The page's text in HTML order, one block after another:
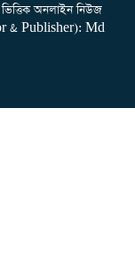
অনলাইন নিউজ
& Publisher): Md